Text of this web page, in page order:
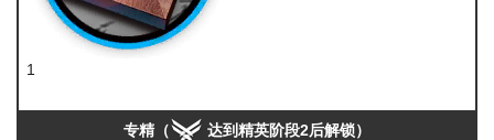
1
专精（ 达到精英阶段2后解锁）